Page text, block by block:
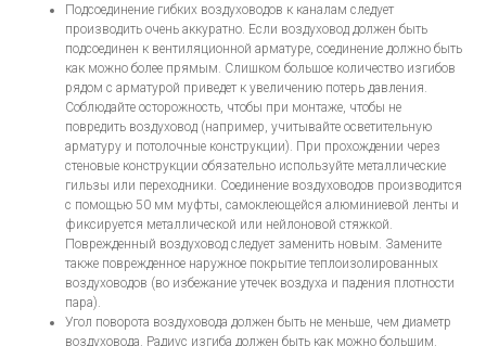
Подсоединение гибких воздуховодов к каналам следует
производить очень аккуратно. Если воздуховод должен быть
подсоединен к вентиляционной арматуре, соединение должно быть
как можно более прямым. Слишком большое количество изгибов
рядом с арматурой приведет к увеличению потерь давления.
Соблюдайте осторожность, чтобы при монтаже, чтобы не
повредить воздуховод (например, учитывайте осветительную
арматуру и потолочные конструкции). При прохождении через
стеновые конструкции обязательно используйте металлические
гильзы или переходники. Соединение воздуховодов производится
с помощью 50 мм муфты, самоклеющейся алюминиевой ленты и
фиксируется металлической или нейлоновой стяжкой.
Поврежденный воздуховод следует заменить новым. Замените
также поврежденное наружное покрытие теплоизолированных
воздуховодов (во избежание утечек воздуха и падения плотности
пара).
Угол поворота воздуховода должен быть не меньше, чем диаметр
воздуховода. Радиус изгиба должен быть как можно большим.